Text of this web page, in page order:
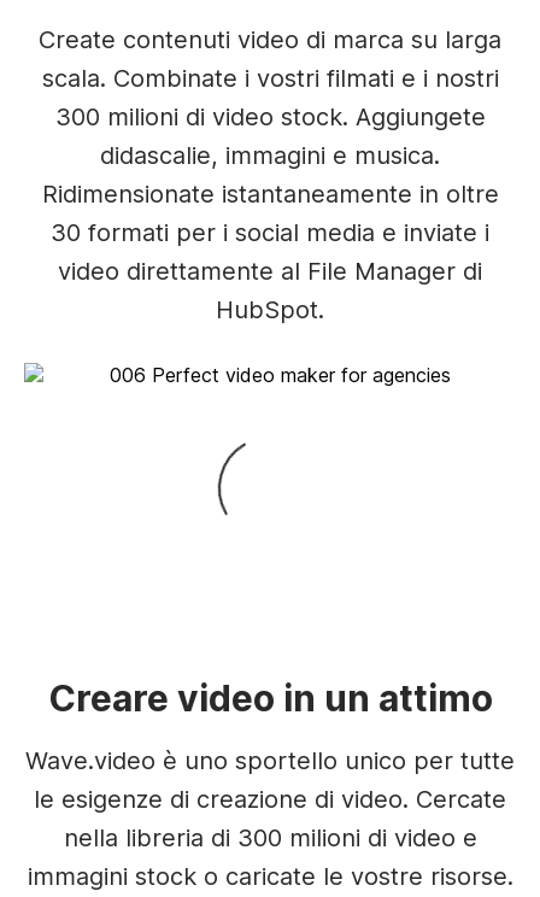
Create contenuti video di marca su larga
scala. Combinate i vostri filmati e i nostri
300 milioni di video stock. Aggiungete
didascalie, immagini e musica.
Ridimensionate istantaneamente in oltre
30 formati per i social media e inviate i
video direttamente al File Manager di
HubSpot.
Creare video in un attimo
Wave.video è uno sportello unico per tutte
le esigenze di creazione di video. Cercate
nella libreria di 300 milioni di video e
immagini stock o caricate le vostre risorse.